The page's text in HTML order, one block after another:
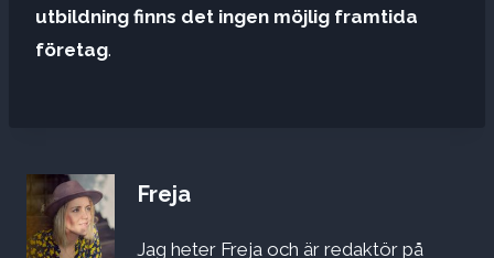
utbildning finns det ingen möjlig framtida
företag.
Freja
Jag heter Freja och är redaktör på